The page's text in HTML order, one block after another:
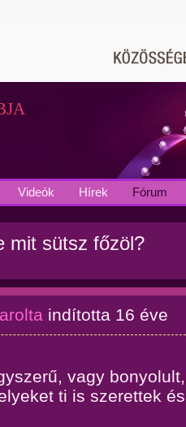
Videók Hírek Fórum
mit sütsz főzöl?
indította 16 éve
vagy
ti is szerettek